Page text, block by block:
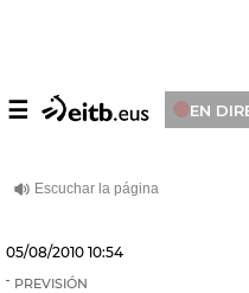
☰ EN
05/08/2010 10:54
PREVISIÓN